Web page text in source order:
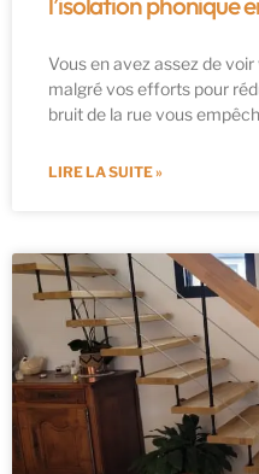
Vous en avez assez de
malgré vos efforts pour
bruit de la rue vous
LIRE LA SUITE »